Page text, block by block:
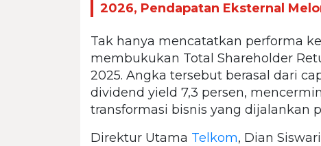
2026, Pendapatan Eksternal
Tak hanya mencatatkan performa
membukukan Total Shareholder
2025. Angka tersebut berasal dari
dividend yield 7,3 persen,
transformasi bisnis yang dijalankan
Direktur Utama Telkom, Dian